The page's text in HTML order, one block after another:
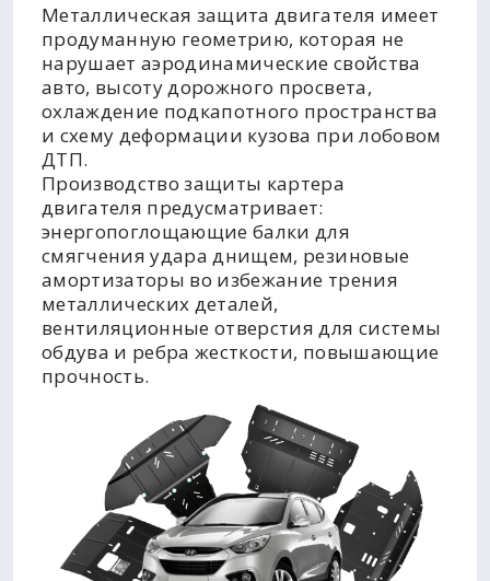
Металлическая защита двигателя имеет
продуманную геометрию, которая не
нарушает аэродинамические свойства
авто, высоту дорожного просвета,
охлаждение подкапотного пространства
и схему деформации кузова при лобовом
ДТП.
Производство защиты картера
двигателя предусматривает:
энергопоглощающие балки для
смягчения удара днищем, резиновые
амортизаторы во избежание трения
металлических деталей,
вентиляционные отверстия для системы
обдува и ребра жесткости, повышающие
прочность.